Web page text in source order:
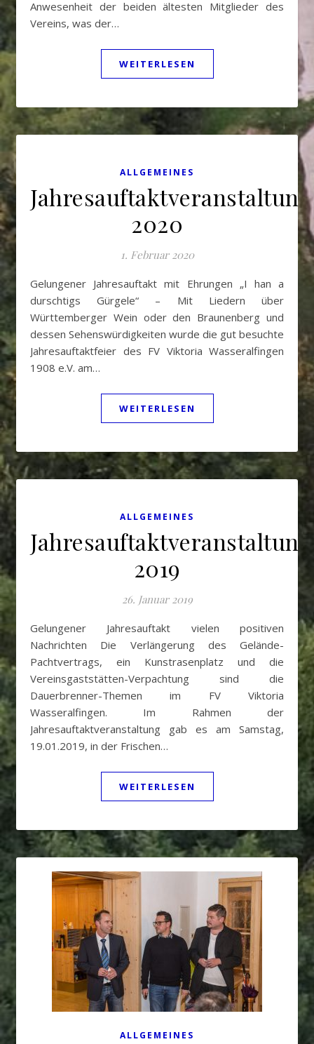
Anwesenheit der beiden ältesten Mitglieder des
Vereins, was der…
WEITERLESEN
ALLGEMEINES
Jahresauftaktveranstaltung
2020
1. Februar 2020
Gelungener Jahresauftakt mit Ehrungen „I han a
durschtigs Gürgele“ – Mit Liedern über
Württemberger Wein oder den Braunenberg und
dessen Sehenswürdigkeiten wurde die gut besuchte
Jahresauftaktfeier des FV Viktoria Wasseralfingen
1908 e.V. am…
WEITERLESEN
ALLGEMEINES
Jahresauftaktveranstaltung
2019
26. Januar 2019
Gelungener Jahresauftakt vielen positiven
Nachrichten Die Verlängerung des Gelände-
Pachtvertrags, ein Kunstrasenplatz und die
Vereinsgaststätten-Verpachtung sind die
Dauerbrenner-Themen im FV Viktoria
Wasseralfingen. Im Rahmen der
Jahresauftaktveranstaltung gab es am Samstag,
19.01.2019, in der Frischen…
WEITERLESEN
ALLGEMEINES